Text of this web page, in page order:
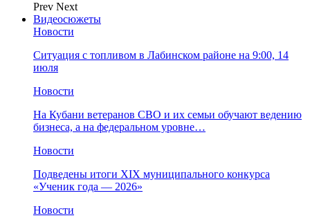
Prev Next
Видеосюжеты
Новости
Ситуация с топливом в Лабинском районе на 9:00, 14
июля
Новости
На Кубани ветеранов СВО и их семьи обучают ведению
бизнеса, а на федеральном уровне…
Новости
Подведены итоги XIX муниципального конкурса
«Ученик года — 2026»
Новости